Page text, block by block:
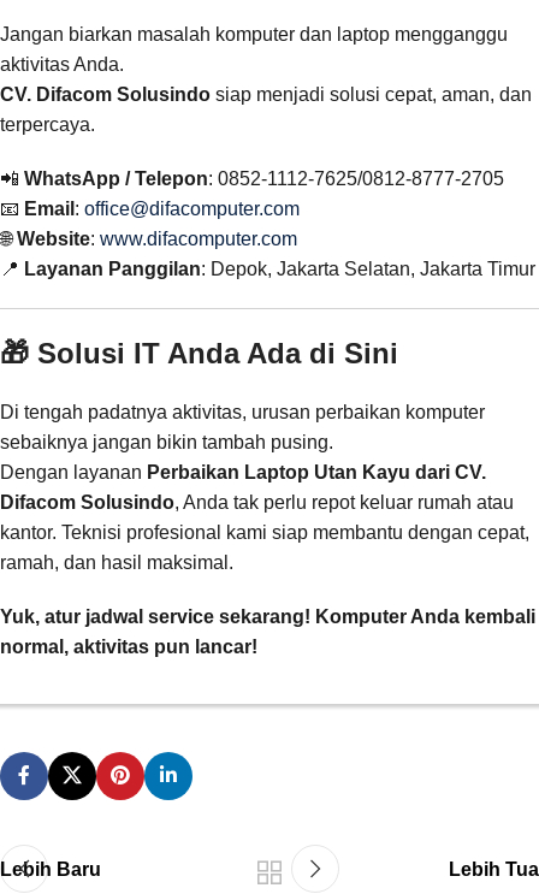
Jangan biarkan masalah komputer dan laptop mengganggu
aktivitas Anda.
CV. Difacom Solusindo siap menjadi solusi cepat, aman, dan
terpercaya.
📲 WhatsApp / Telepon: 0852-1112-7625/0812-8777-2705
📧 Email : office@difacomputer.com
🌐Website: www.difacomputer.com
📍 Layanan Panggilan: Depok, Jakarta Selatan, Jakarta Timur
🎁 Solusi IT Anda Ada di Sini
Di tengah padatnya aktivitas, urusan perbaikan komputer
sebaiknya jangan bikin tambah pusing.
Dengan layanan Perbaikan Laptop Utan Kayu dari CV.
Difacom Solusindo, Anda tak perlu repot keluar rumah atau
kantor. Teknisi profesional kami siap membantu dengan cepat,
ramah, dan hasil maksimal.
Yuk, atur jadwal service sekarang! Komputer Anda kembali
normal, aktivitas pun lancar!
Lebih Baru Lebih Tua